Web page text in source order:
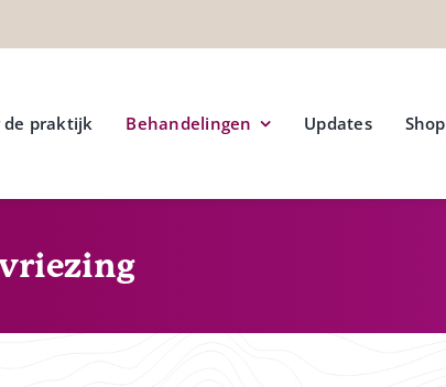
de praktijk Behandelingen Updates Shop